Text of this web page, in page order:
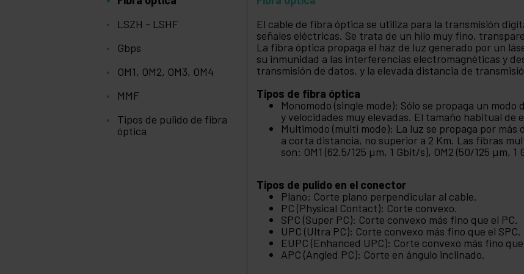
LSZH - LSHF
Gbps
OM1, OM2, OM3, OM4
MMF
Tipos de pulido de fibra
óptica
El cable de fibra óptica se utiliza para la transmisión
señales eléctricas. Se trata de un hilo muy fino,
La fibra óptica propaga el haz de luz generado por un
su inmunidad a las interferencias electromagnéticas y
transmisión de datos, y la elevada distancia de
Tipos de fibra óptica
Monomodo (single mode): Sólo se propaga un
y velocidades muy elevadas. El tamaño habitual de
Multimodo (multi mode): La luz se propaga por
a corta distancia, no superior a 2 Km. Las fibras
son: OM1 (62.5/125 µm, 1 Gbit/s), OM2 (50/125 µm,
Tipos de pulido en el conector
Plano: Corte plano perpendicular al cable.
PC (Physical Contact): Corte convexo.
SPC (Super PC): Corte convexo más fino que el PC.
UPC (Ultra PC): Corte convexo más fino que el SPC.
EUPC (Enhanced UPC): Corte convexo más fino
APC (Angled PC): Corte en ángulo inclinado.